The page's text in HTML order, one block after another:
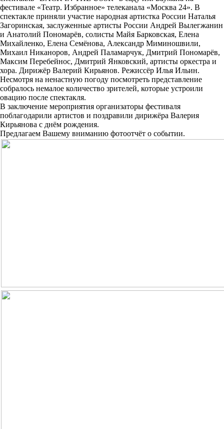
фестивале «Театр. Избранное» телеканала «Москва 24». В
спектакле приняли участие народная артистка России Наталья
Загоринская, заслуженные артисты России Андрей Вылегжанин
и Анатолий Пономарёв, солисты Майя Барковская, Елена
Михайленко, Елена Семёнова, Александр Миминошвили,
Михаил Никаноров, Андрей Паламарчук, Дмитрий Пономарёв,
Максим Перебейнос, Дмитрий Янковский, артисты оркестра и
хора. Дирижёр Валерий Кирьянов. Режиссёр Илья Ильин.
Несмотря на ненастную погоду посмотреть представление
собралось немалое количество зрителей, которые устроили
овацию после спектакля.
В заключение мероприятия организаторы фестиваля
поблагодарили артистов и поздравили дирижёра Валерия
Кирьянова с днём рождения.
Предлагаем Вашему вниманию фотоотчёт о событии.